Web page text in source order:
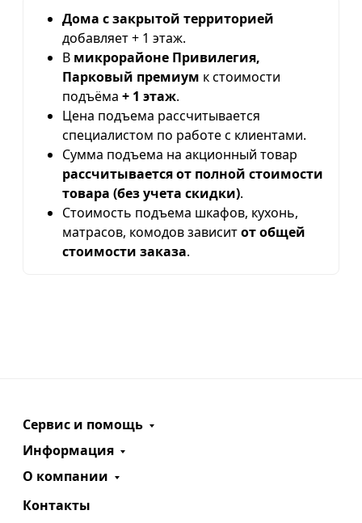
Дома с закрытой территорией
добавляет + 1 этаж.
В микрорайоне Привилегия,
Парковый премиум к стоимости
подъёма + 1 этаж.
Цена подъема рассчитывается
специалистом по работе с клиентами.
Сумма подъема на акционный товар
рассчитывается от полной стоимости
товара (без учета скидки).
Стоимость подъема шкафов, кухонь,
матрасов, комодов зависитот общей
стоимости заказа.
Сервис и помощь
Информация
О компании
Контакты